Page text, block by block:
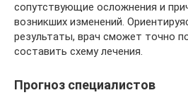
сопутствующие осложнения и
возникших изменений.
результаты, врач сможет точно
составить схему лечения.
Прогноз специалистов